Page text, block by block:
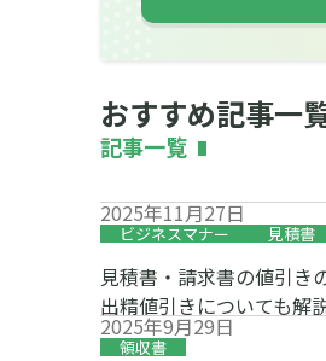
おすすめ記事一
記事一覧
2025年11月27日
ビジネスマナー 見積書
見積書・請求書の値引き
出精値引きについても解
2025年9月29日
領収書